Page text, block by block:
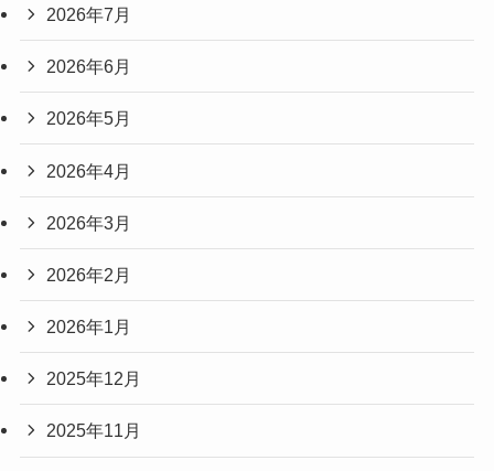
2026年7月
2026年6月
2026年5月
2026年4月
2026年3月
2026年2月
2026年1月
2025年12月
2025年11月